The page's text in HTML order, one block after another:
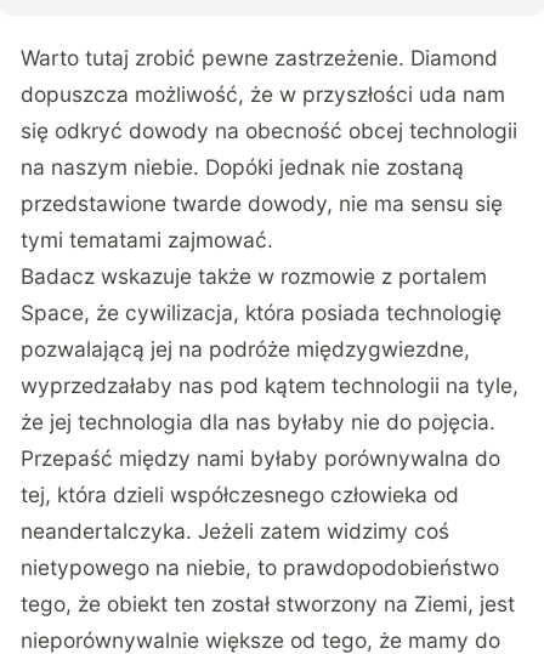
Warto tutaj zrobić pewne zastrzeżenie. Diamond
dopuszcza możliwość, że w przyszłości uda nam
się odkryć dowody na obecność obcej technologii
na naszym niebie. Dopóki jednak nie zostaną
przedstawione twarde dowody, nie ma sensu się
tymi tematami zajmować.
Badacz wskazuje także w rozmowie z portalem
Space, że cywilizacja, która posiada technologię
pozwalającą jej na podróże międzygwiezdne,
wyprzedzałaby nas pod kątem technologii na tyle,
że jej technologia dla nas byłaby nie do pojęcia.
Przepaść między nami byłaby porównywalna do
tej, która dzieli współczesnego człowieka od
neandertalczyka. Jeżeli zatem widzimy coś
nietypowego na niebie, to prawdopodobieństwo
tego, że obiekt ten został stworzony na Ziemi, jest
nieporównywalnie większe od tego, że mamy do